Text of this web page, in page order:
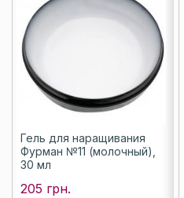
Гель для наращивания
Фурман №11 (молочный),
30 мл
205 грн.